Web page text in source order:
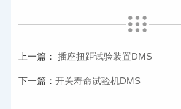
上一篇：插座扭距试验装置DMS
下一篇：开关寿命试验机DMS